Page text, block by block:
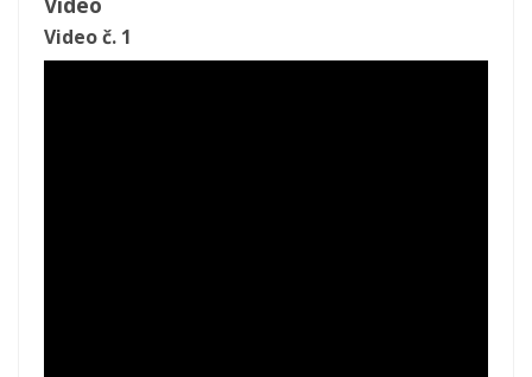
Video č. 1